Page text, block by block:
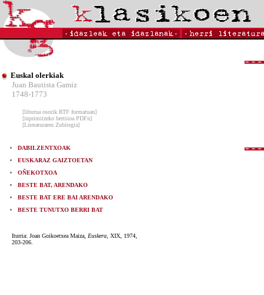
Euskal olerkiak
Juan Bautista Gamiz
1748-1773
[liburua osorik RTF formatuan]
[inprimitzeko bertsioa PDFn]
[Literaturaren Zubitegia]
DABILZENTXOAK
EUSKARAZ GAIZTOETAN
OÑEKOTXOA
BESTE BAT, ARENDAKO
BESTE BAT ERE BAI ARENDAKO
BESTE TUNUTXO BERRI BAT
Iturria: Joan Goikoetxea Maiza, Euskera, XIX, 1974,
203-206.